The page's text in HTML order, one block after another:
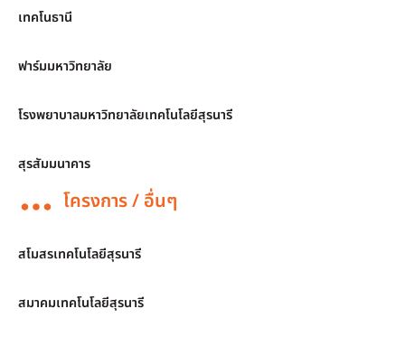
เทคโนธานี
ฟาร์มมหาวิทยาลัย
โรงพยาบาลมหาวิทยาลัยเทคโนโลยีสุรนารี
สุรสัมมนาคาร
โครงการ / อื่นๆ
สโมสรเทคโนโลยีสุรนารี
สมาคมเทคโนโลยีสุรนารี